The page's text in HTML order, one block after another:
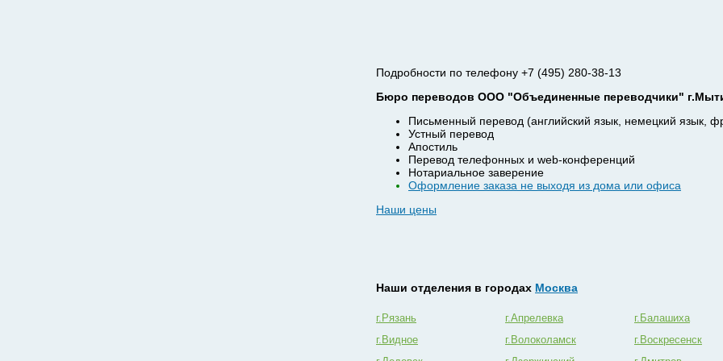
Подробности по телефону +7 (495) 280-38-13
Бюро переводов ООО "Объединенные переводчики"
Письменный перевод (английский язык, немецкий язык,
Устный перевод
Апостиль
Перевод телефонных и web-конференций
Нотариальное заверение
Оформление заказа не выходя из дома или офиса
Наши цены
Наши отделения в городах Москва
г.Рязань г.Апрелевка
г.Балашиха
г.Видное
г.Волоколамск
г.Воскресенск